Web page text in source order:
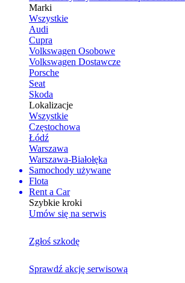
Marki
Wszystkie
Audi
Cupra
Volkswagen Osobowe
Volkswagen Dostawcze
Porsche
Seat
Skoda
Lokalizacje
Wszystkie
Częstochowa
Łódź
Warszawa
Warszawa-Białołęka
Samochody używane
Flota
Rent a Car
Szybkie kroki
Umów się na serwis
Zgłoś szkodę
Sprawdź akcję serwisową